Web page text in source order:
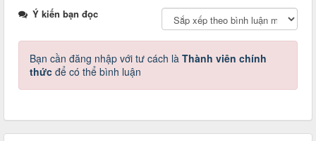
Ý kiến bạn đọc
Bạn cần đăng nhập với tư cách là Thành viên chính
thức để có thể bình luận